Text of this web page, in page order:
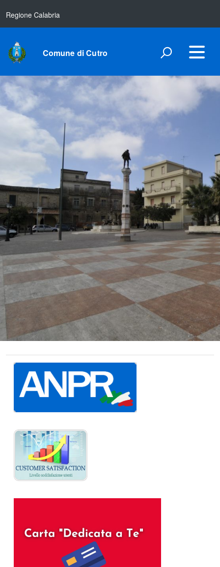
Regione Calabria
Comune di Cutro